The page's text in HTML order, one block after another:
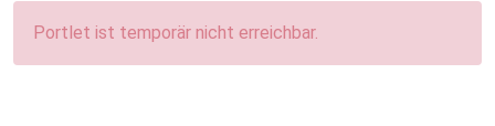
Portlet ist temporär nicht erreichbar.